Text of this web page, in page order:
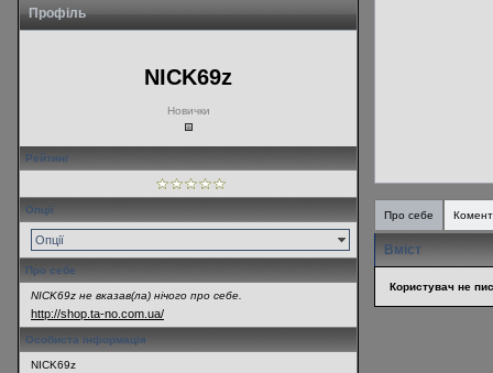
Профіль
NICK69z
Новички
Рейтинг
Опції
Опції
Про себе
NICK69z не вказав(ла) нічого про себе.
http://shop.ta-no.com.ua/
Особиста інформація
NICK69z
Про себе
Вміст
Користувач не